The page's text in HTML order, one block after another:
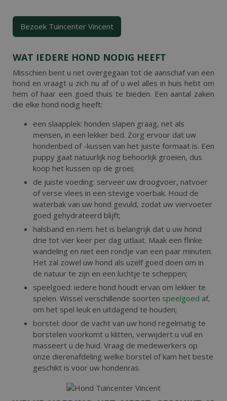
Bezoek Tuincenter Vincent
WAT IEDERE HOND NODIG HEEFT
Misschien bent u net overgegaan tot de aanschaf van een
hond en vraagt u zich nu af of u wel alles in huis hebt om
hem of haar een goed thuis te bieden. Een aantal zaken
die elke hond nodig heeft:
een slaapplek: honden slapen graag, net als
mensen, in een lekker bed. Zorg ervoor dat uw
hondenbed of -kussen van het juiste formaat is. Een
puppy gaat natuurlijk nog behoorlijk groeien, dus
koop het kussen op de groei;
de juiste voeding: serveer uw droogvoer, natvoer
of verse vlees in een stevige voerbak. Houd de
waterbak van uw hond gevuld, zodat uw viervoeter
goed gehydrateerd blijft;
halsband en riem: het is belangrijk dat u uw hond
drie tot vier keer per dag uitlaat. Maak een flinke
wandeling en niet een rondje van een paar minuten.
Het zal zowel uw hond als uzelf goed doen om in
de natuur te zijn en een luchtje te scheppen;
speelgoed: iedere hond houdt ervan om lekker te
spelen. Wissel verschillende soorten speelgoed af,
om het spel leuk en uitdagend te houden;
borstel: door de vacht van uw hond regelmatig te
borstelen voorkomt u klitten, verwijdert u vuil en
masseert u de huid. Vraag de medewerkers op
onze dierenafdeling welke borstel of kam het beste
geschikt is voor uw hondenras.